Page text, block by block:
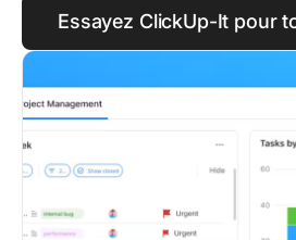
Essayez ClickUp-It pour